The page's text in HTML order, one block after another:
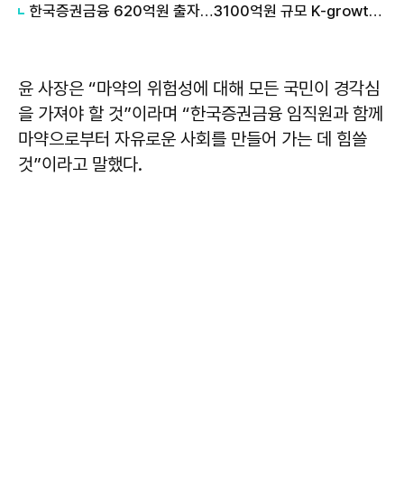
한국증권금융 620억원 출자…3100억원 규모 K-growth 펀드 조성 본격화
윤 사장은 “마약의 위험성에 대해 모든 국민이 경각심
을 가져야 할 것”이라며 “한국증권금융 임직원과 함께
마약으로부터 자유로운 사회를 만들어 가는 데 힘쓸
것”이라고 말했다.